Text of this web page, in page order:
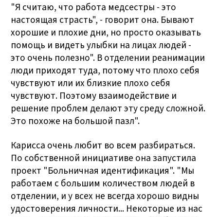
"Я считаю, что работа медсестры - это
настоящая страсть", - говорит она. Бывают
хорошие и плохие дни, но просто оказывать
помощь и видеть улыбки на лицах людей -
это очень полезно". В отделении реанимации
люди приходят туда, потому что плохо себя
чувствуют или их близкие плохо себя
чувствуют. Поэтому взаимодействие и
решение проблем делают эту среду сложной.
Это похоже на большой пазл".
Карисса очень любит во всем разбираться.
По собственной инициативе она запустила
проект "Больничная идентификация". "Мы
работаем с большим количеством людей в
отделении, и у всех не всегда хорошо видны
удостоверения личности... Некоторые из нас